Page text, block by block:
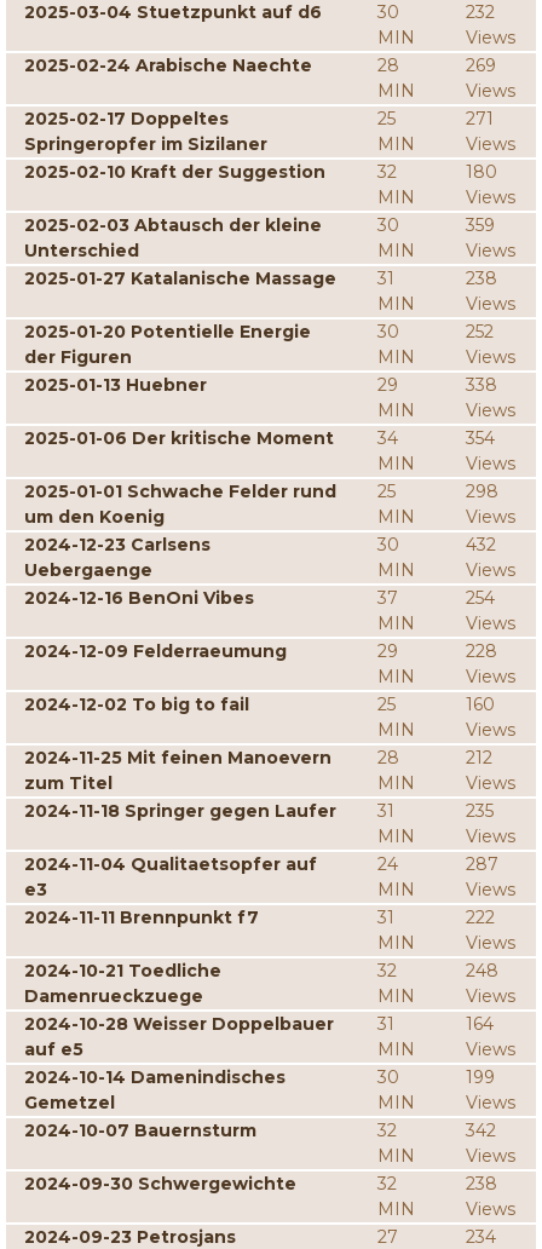
2025-03-04 Stuetzpunkt auf d6
30
MIN
232
Views
2025-02-24 Arabische Naechte
28
MIN
269
Views
2025-02-17 Doppeltes
Springeropfer im Sizilaner
25
MIN
271
Views
2025-02-10 Kraft der Suggestion
32
MIN
180
Views
2025-02-03 Abtausch der kleine
Unterschied
30
MIN
359
Views
2025-01-27 Katalanische Massage
31
MIN
238
Views
2025-01-20 Potentielle Energie
der Figuren
30
MIN
252
Views
2025-01-13 Huebner
29
MIN
338
Views
2025-01-06 Der kritische Moment
34
MIN
354
Views
2025-01-01 Schwache Felder rund
um den Koenig
25
MIN
298
Views
2024-12-23 Carlsens
Uebergaenge
30
MIN
432
Views
2024-12-16 BenOni Vibes
37
MIN
254
Views
2024-12-09 Felderraeumung
29
MIN
228
Views
2024-12-02 To big to fail
25
MIN
160
Views
2024-11-25 Mit feinen Manoevern
zum Titel
28
MIN
212
Views
2024-11-18 Springer gegen Laufer
31
MIN
235
Views
2024-11-04 Qualitaetsopfer auf
e3
24
MIN
287
Views
2024-11-11 Brennpunkt f7
31
MIN
222
Views
2024-10-21 Toedliche
Damenrueckzuege
32
MIN
248
Views
2024-10-28 Weisser Doppelbauer
auf e5
31
MIN
164
Views
2024-10-14 Damenindisches
Gemetzel
30
MIN
199
Views
2024-10-07 Bauernsturm
32
MIN
342
Views
2024-09-30 Schwergewichte
32
MIN
238
Views
2024-09-23 Petrosjans
27
234